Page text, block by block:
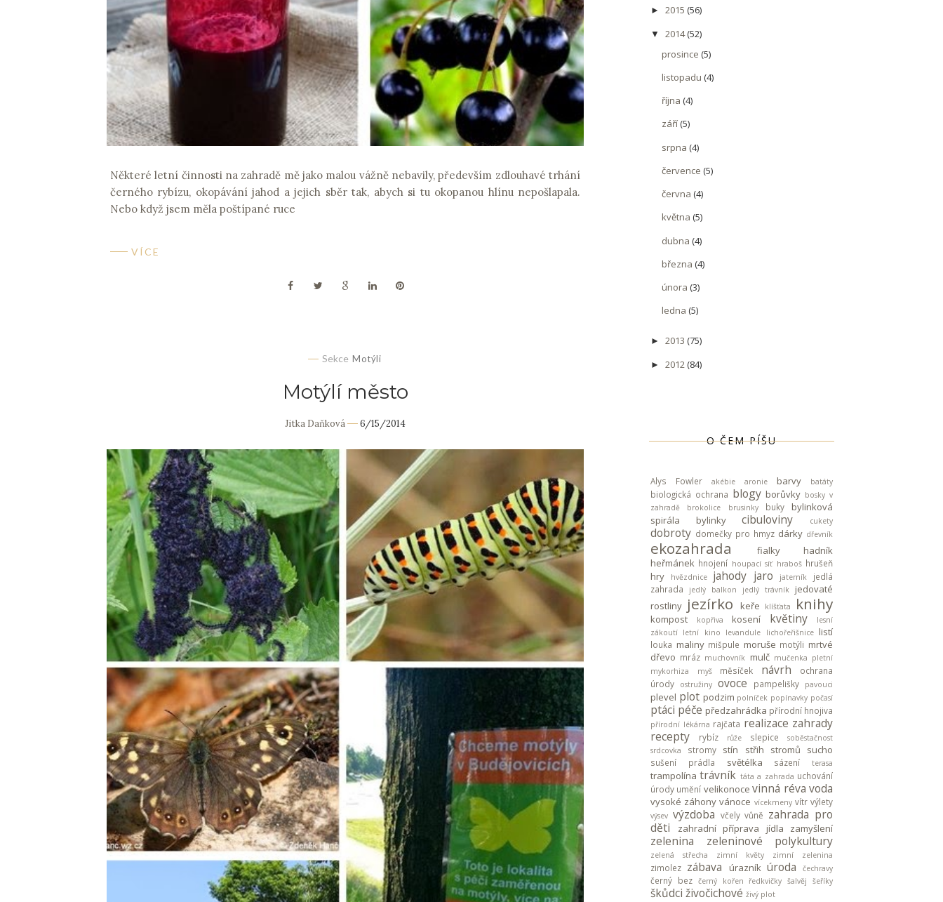
Některé letní činnosti na zahradě mě jako malou vážně nebavily, především zdlouhavé trhání
černého rybízu, okopávání jahod a jejich sběr tak, abych si tu okopanou hlínu nepošlapala.
Nebo když jsem měla poštípané ruce
VÍCE
Sekce Motýli
Motýlí město
Jitka Daňková 6/15/2014
► 2015 (56)
▼ 2014(52)
prosince (5)
listopadu (4)
října (4)
září(5)
srpna (4)
července (5)
června (4)
května (5)
dubna (4)
března (4)
února (3)
ledna (5)
► 2013 (75)
► 2012(84)
O ČEM PÍŠU
Alys Fowler akébie aronie barvy batáty
biologická ochrana blogy borůvky bosky v
zahradě
brokolice brusinky buky
bylinková
spirála
bylinky cibuloviny cukety
dobroty domečky pro hmyz dárky dřevník
ekozahrada fialky
hadník
heřmánek hnojení houpací síť hraboš hrušeň
hry hvězdnice jahody jaro jaterník
jedlá
zahrada
jedlý balkon jedlý trávník jedovaté
rostliny jezírko keře klíšťata knihy
kompost kopřiva kosení květiny
lesní
zákoutí letní kino levandule lichořeřišnice listí
louka maliny mišpule moruše motýli mrtvé
dřevo mráz muchovník mulč mučenka pletní
mykorhiza
myš měsíček návrh
ochrana
úrody
ostružiny ovoce pampelišky pavouci
plevel plot podzim polníček popínavky počasí
ptáci péče předzahrádka přírodní hnojiva
přírodní lékárna rajčata realizace zahrady
recepty
rybíz růže slepice
soběstačnost
srdcovka
stromy stín střih stromů sucho
sušení prádla světélka sázení terasa
trampolína trávník táta a zahrada uchování
úrody umění velikonoce vinná réva voda
vysoké záhony vánoce vícekmeny vítr výlety
výsev výzdoba včely vůně zahrada pro
děti
zahradní příprava jídla zamyšlení
zelenina zeleninové polykultury
zelená střecha zimní květy zimní zelenina
zimolez zábava úrazník úroda čechravy
černý bez černý kořen ředkvičky šalvěj šeříky
škůdci živočichové živý plot